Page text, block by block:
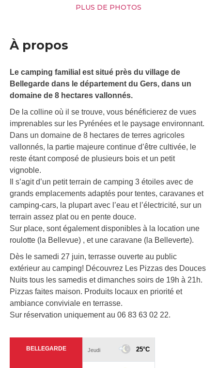
PLUS DE PHOTOS
À propos
Le camping familial est situé près du village de
Bellegarde dans le département du Gers, dans un
domaine de 8 hectares vallonnés.
De la colline où il se trouve, vous bénéficierez de vues
imprenables sur les Pyrénées et le paysage environnant.
Dans un domaine de 8 hectares de terres agricoles
vallonnés, la partie majeure continue d’être cultivée, le
reste étant composé de plusieurs bois et un petit
vignoble.
Il s’agit d’un petit terrain de camping 3 étoiles avec de
grands emplacements adaptés pour tentes, caravanes et
camping-cars, la plupart avec l’eau et l’électricité, sur un
terrain assez plat ou en pente douce.
Sur place, sont également disponibles à la location une
roulotte (la Bellevue) , et une caravane (la Belleverte).
Dès le samedi 27 juin, terrasse ouverte au public
extérieur au camping! Découvrez Les Pizzas des Douces
Nuits tous les samedis et dimanches soirs de 19h à 21h.
Pizzas faites maison. Produits locaux en priorité et
ambiance conviviale en terrasse.
Sur réservation uniquement au 06 83 63 02 22.